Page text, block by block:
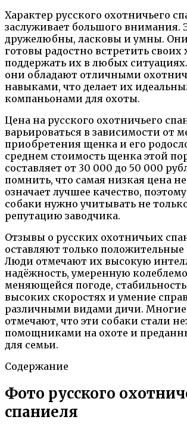
Характер русского охотничьего
заслуживает большого внимания.
дружелюбны, ласковы и умны. Они
готовы радостно встретить своих
поддержать их в любых
они обладают отличными
навыками, что делает их
компаньонами для охоты.
Цена на русского охотничьего
варьироваться в зависимости от
приобретения щенка и его
среднем стоимость щенка этой
составляет от 30 000 до 50 000
помнить, что самая низкая цена не
означает лучшее качество,
собаки нужно учитывать не
репутацию заводчика.
Отзывы о русских охотничьих
оставляют только положительные
Люди отмечают их высокую
надёжность, умеренную
меняющейся погоде, стабильность
высоких скоростях и умение
различными видами дичи. Многие
отмечают, что эти собаки стали
помощниками на охоте и
для семьи.
Содержание
Фото русского
спаниеля